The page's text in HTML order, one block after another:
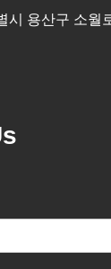
시 용산구 소월